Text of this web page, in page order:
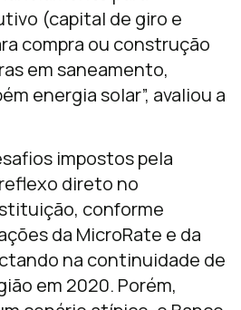
(capital de giro e
compra ou construção
em saneamento,
energia solar”, avaliou a
impostos pela
direto no
conforme
da MicroRate e da
na continuidade de
em 2020. Porém,